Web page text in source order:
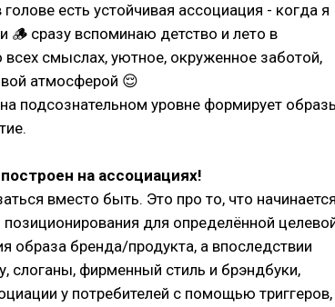
есть устойчивая ассоциация - когда я
🪵 сразу вспоминаю детство и лето в
всех смыслах, уютное, окруженное заботой,
атмосферой 😌
на подсознательном уровне формирует
на ассоциациях!
вместо быть. Это про то, что
для определённой
образа бренда/продукта, а впоследствии
слоганы, фирменный стиль и брэндбуки,
у потребителей с помощью триггеров,